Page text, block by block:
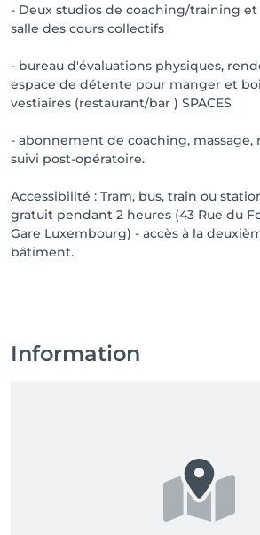
- Deux studios de coaching/training
salle des cours collectifs
- bureau d'évaluations physiques,
espace de détente pour manger et
vestiaires (restaurant/bar ) SPACES
- abonnement de coaching,
suivi post-opératoire.
Accessibilité : Tram, bus, train ou
gratuit pendant 2 heures (43 Rue du
Gare Luxembourg) - accès à la
bâtiment.
Information